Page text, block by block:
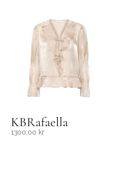
KBRafaella
1300,00 kr